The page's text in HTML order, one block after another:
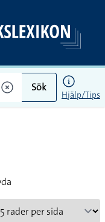
Sök
Hjälp/Tips